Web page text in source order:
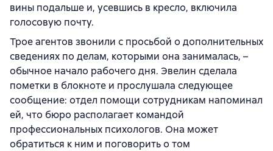
вины подальше и, усевшись в кресло, включила
голосовую почту.
Трое агентов звонили с просьбой о дополнительных
сведениях по делам, которыми она занималась, –
обычное начало рабочего дня. Эвелин сделала
пометки в блокноте и прослушала следующее
сообщение: отдел помощи сотрудникам напоминал
ей, что бюро располагает командой
профессиональных психологов. Она может
обратиться к ним и поговорить о том